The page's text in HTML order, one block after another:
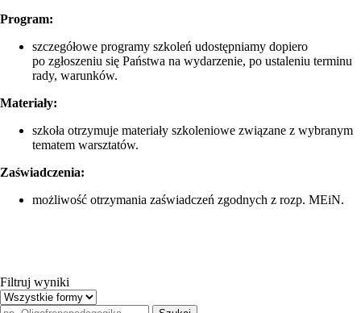
Program:
szczegółowe programy szkoleń udostępniamy dopiero
po zgłoszeniu się Państwa na wydarzenie, po ustaleniu terminu
rady, warunków.
Materiały:
szkoła otrzymuje materiały szkoleniowe związane z wybranym
tematem warsztatów.
Zaświadczenia:
możliwość otrzymania zaświadczeń zgodnych z rozp. MEiN.
Filtruj wyniki